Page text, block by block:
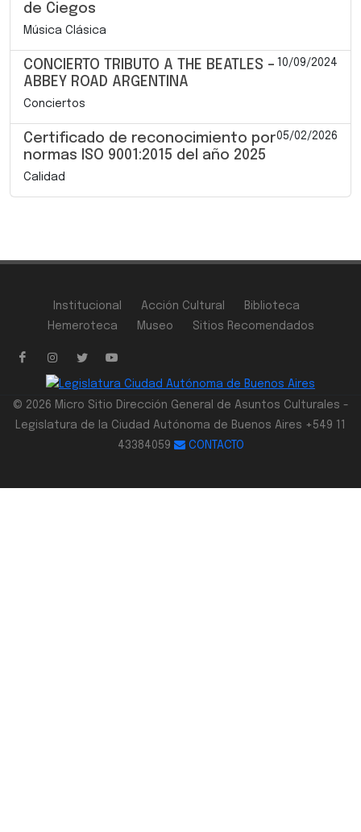
de Ciegos
Música Clásica
CONCIERTO TRIBUTO A THE BEATLES –
ABBEY ROAD ARGENTINA
10/09/2024
Conciertos
Certificado de reconocimiento por
normas ISO 9001:2015 del año 2025
05/02/2026
Calidad
Institucional Acción Cultural
Biblioteca
Hemeroteca
Museo Sitios Recomendados
© 2026 Micro Sitio Dirección General de Asuntos Culturales -
Legislatura de la Ciudad Autónoma de Buenos Aires +549 11
43384059
CONTACTO